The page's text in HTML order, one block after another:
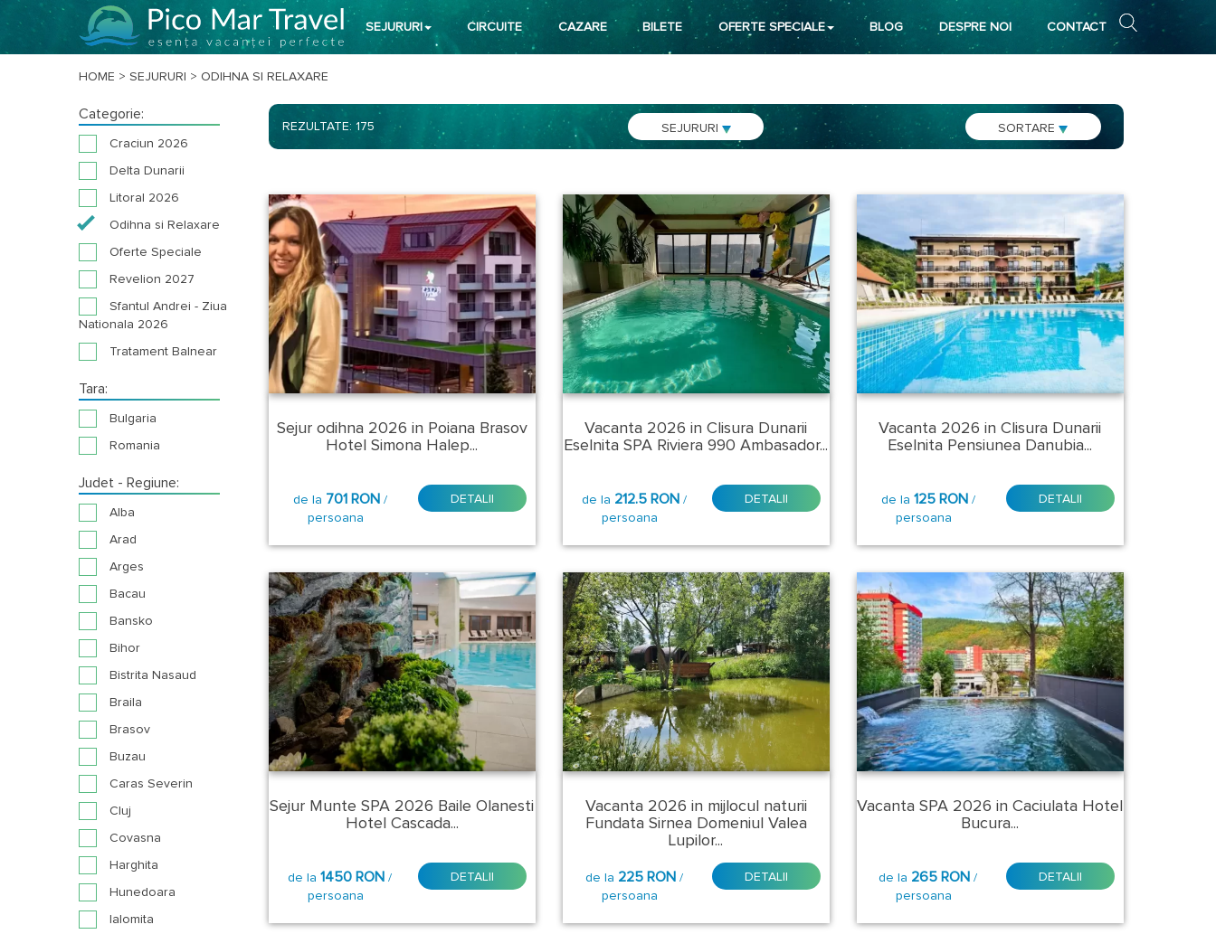
SEJURURI CIRCUITE CAZARE BILETE OFERTE SPECIALE BLOG DESPRE NOI CONTACT
HOME > SEJURURI > ODIHNA SI RELAXARE
Categorie:
Craciun 2026
Delta Dunarii
Litoral 2026
Odihna si Relaxare
Oferte Speciale
Revelion 2027
Sfantul Andrei - Ziua
Nationala 2026
Tratament Balnear
Tara:
Bulgaria
Romania
Judet - Regiune:
Alba
Arad
Arges
Bacau
Bansko
Bihor
Bistrita Nasaud
Braila
Brasov
Buzau
Caras Severin
Cluj
Covasna
Harghita
Hunedoara
Ialomita
REZULTATE: 175 SEJURURI SORTARE
Sejur odihna 2026 in Poiana Brasov
Hotel Simona Halep...
de la 701 RON /
persoana
DETALII
Vacanta 2026 in Clisura Dunarii
Eselnita SPA Riviera 990 Ambasador...
de la 212.5 RON /
persoana
DETALII
Vacanta 2026 in Clisura Dunarii
Eselnita Pensiunea Danubia...
de la 125 RON /
persoana
DETALII
Sejur Munte SPA 2026 Baile Olanesti
Hotel Cascada...
de la1450 RON /
persoana
DETALII
Vacanta 2026 in mijlocul naturii
Fundata Sirnea Domeniul Valea
Lupilor...
de la 225 RON /
persoana
DETALII
Vacanta SPA 2026 in Caciulata Hotel
Bucura...
de la 265 RON /
persoana
DETALII